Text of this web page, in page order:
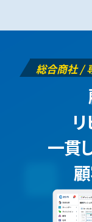
総合商社 /
一貫